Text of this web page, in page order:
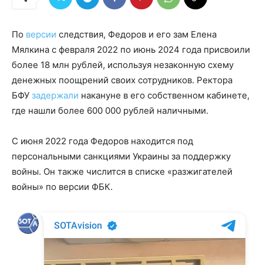
По версии следствия, Федоров и его зам Елена
Мялкина с февраля 2022 по июнь 2024 года присвоили
более 18 млн рублей, используя незаконную схему
денежных поощрений своих сотрудников. Ректора
БФУ задержали накануне в его собственном кабинете,
где нашли более 600 000 рублей наличными.
С июня 2022 года Федоров находится под
персональными санкциями Украины за поддержку
войны. Он также числится в списке «разжигателей
войны» по версии ФБК.